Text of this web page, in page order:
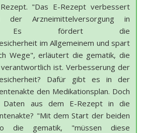
"Das E-Rezept verbessert
Arzneimittelversorgung in
Es fördert die
im Allgemeinem und spart
Wege", erläutert die gematik, die
ist. Verbesserung der
Dafür gibt es in der
den Medikationsplan. Doch
aus dem E-Rezept in die
"Mit dem Start der beiden
die gematik, "müssen diese